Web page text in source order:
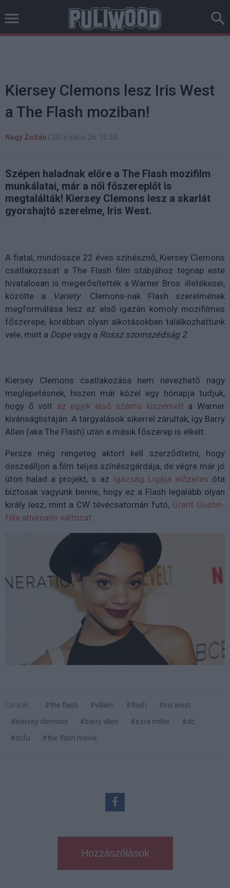
Kiersey Clemons lesz Iris West
a The Flash moziban!
Nagy Zoltán 2016 július 26. 15:34
Szépen haladnak előre a The Flash mozifilm
munkálatai, már a női főszereplőt is
megtalálták! Kiersey Clemons lesz a skarlát
gyorshajtó szerelme, Iris West.
A fiatal, mindössze 22 éves színésznő, Kiersey Clemons
csatlakozását a The Flash film stábjához tegnap este
hivatalosan is megerősítették a Warner Bros. illetékesei,
közölte a
Variety. Clemons-nak Flash szerelmének
megformálása lesz az első igazán komoly mozifilmes
főszerepe, korábban olyan alkotásokban találkozhattunk
vele, mint a Dopevagy a Rossz szomszédság 2.
Kiersey Clemons csatlakozása nem nevezhető nagy
meglepetésnek, hiszen már közel egy hónapja tudjuk,
hogy ő volt az egyik első számú kiszemelt a Warner
kívánságlistáján. A tárgyalások sikerrel zárultak, így Barry
Allen (aka The Flash) után a másik főszerep is elkelt.
Persze még rengeteg aktort kell szerződtetni, hogy
összeálljon a film teljes színészgárdája, de végre már jó
úton halad a projekt, s az Igazság Ligája előzetes óta
biztosak vagyunk benne, hogy ez a Flash legalább olyan
király lesz, mint a CW tévécsatornán futó, Grant Gustin-
féle alternatív változat.
Címkék: #the flash #villám #flash
#iris west
#kiersey clemons
#barry allen #ezra miller
#dc
#dcfu
#the flash movie
Hozzászólások